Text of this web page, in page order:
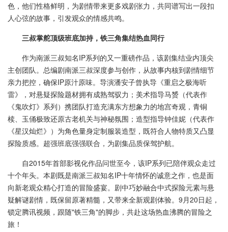
色，他们性格鲜明，为剧情带来更多戏剧张力，共同谱写出一段扣
人心弦的故事，引发观众的情感共鸣。
三叔掌舵顶级班底加持，铁三角集结热血同行
作为南派三叔知名IP系列的又一重磅作品，该剧集结业内顶尖
主创团队。总编剧南派三叔深度参与创作，从故事内核到剧情细节
亲力把控，确保IP原汁原味。导演潘安子曾执导《重启之极海听
雷》，对悬疑探险题材拥有成熟驾驭力；美术指导马赟（代表作
《鬼吹灯》系列）携团队打造充满东方想象力的地宫奇观，青铜
椟、玉俑极致还原古老机关与神秘氛围；造型指导钟佳妮（代表作
《星汉灿烂》）为角色量身定制服装造型，既符合人物特质又凸显
探险质感。超强班底强强联合，为剧集品质保驾护航。
自2015年首部影视化作品问世至今，该IP系列已陪伴观众走过
十个年头。本剧既是南派三叔知名IP十年情怀的诚意之作，也是面
向新老观众精心打造的冒险盛宴。剧中巧妙融合中式探险元素与悬
疑解谜剧情，既保留原著精髓，又带来全新观剧体验。9月20日起，
锁定腾讯视频，跟随"铁三角"的脚步，共赴这场热血沸腾的冒险之
旅！